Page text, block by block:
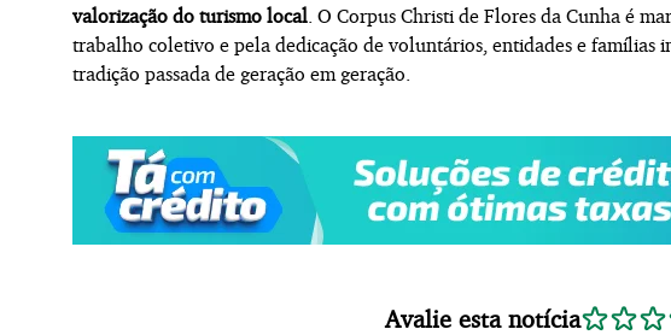
valorização do turismo local . O Corpus Christi de Flores da Cunha é
trabalho coletivo e pela dedicação de voluntários, entidades e famílias
tradição passada de geração em geração.
Avalie esta notícia